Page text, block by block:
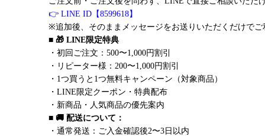
👉 LINE ID【8599618】
※追加後、そのままメッセージをお送りいただくだけで
■ 🎁 LINE限定特典
・初回ご注文：500〜1,000円割引
・リピーター様：200〜1,000円割引
・1つ買うと1つ無料キャンペーン（対象商品）
・LINE限定クーポン・特典配布
・新商品・人気商品の優先案内
■ 🚚 配送について：
・通常発送：ご入金確認後2〜3日以内